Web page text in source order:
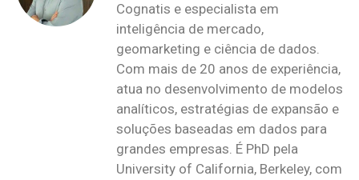
Cognatis e especialista em
inteligência de mercado,
geomarketing e ciência de dados.
Com mais de 20 anos de experiência,
atua no desenvolvimento de modelos
analíticos, estratégias de expansão e
soluções baseadas em dados para
grandes empresas. É PhD pela
University of California, Berkeley, com